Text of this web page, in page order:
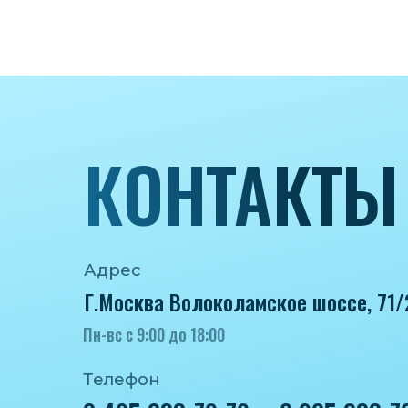
Адрес
Г.Москва Волоколамское шоссе,
Пн-вс с 9:00 до 18:00
Телефон
КОНТАКТЫ